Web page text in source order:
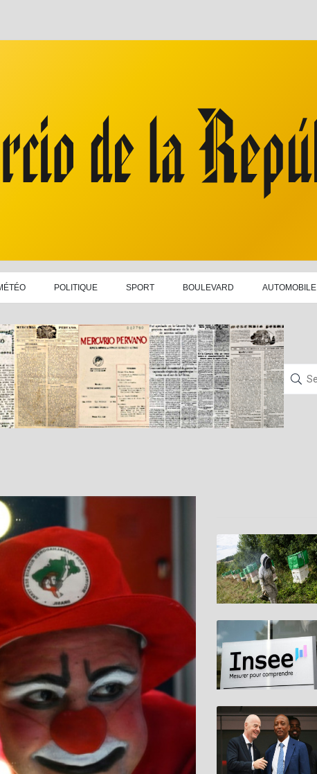
POLITIQUE SPORT BOULEVARD AUTOMOBILE